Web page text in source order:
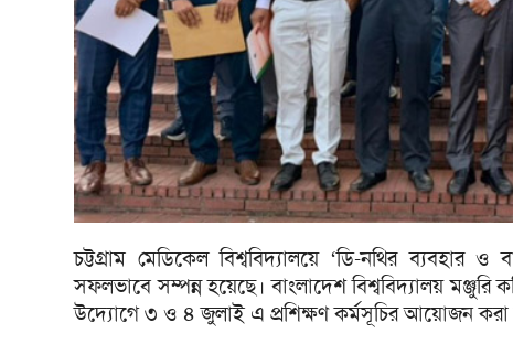
চট্টগ্রাম মেডিকেল বিশ্ববিদ্যালয়ে ‘ডি-নথির ব্যবহার
সফলভাবে সম্পন্ন হয়েছে। বাংলাদেশ বিশ্ববিদ্যালয়
উদ্যোগে ৩ ও ৪ জুলাই এ প্রশিক্ষণ কর্মসূচির আয়োজন করা